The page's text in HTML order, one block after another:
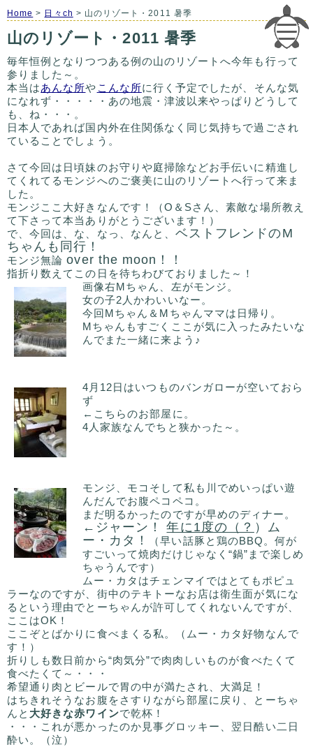
Home > 日々ch > 山のリゾート・2011 暑季
山のリゾート・2011 暑季
毎年恒例となりつつある例の山のリゾートへ今年も行って
参りました～。
本当はあんな所や こんな所に行く予定でしたが、そんな気
になれず・・・・・あの地震・津波以来やっぱりどうして
も、ね・・・。
日本人であれば国内外在住関係なく同じ気持ちで過ごされ
ていることでしょう。
さて今回は日頃妹のお守りや庭掃除などお手伝いに精進し
てくれてるモンジへのご褒美に山のリゾートへ行って来ま
した。
モンジここ大好きなんです！（O＆Sさん、素敵な場所教え
て下さって本当ありがとうございます！）
で、今回は、な、なっ、なんと、 ベストフレンドのM
ちゃんも同行！
モンジ無論over the moon！！
指折り数えてこの日を待ちわびておりました～！
画像右Mちゃん、左がモンジ。
女の子2人かわいいなー。
今回Mちゃん＆Mちゃんママは日帰り。
Mちゃんもすごくここが気に入ったみたいな
んでまた一緒に来よう♪
4月12日はいつものバンガローが空いておら
ず
←こちらのお部屋に。
4人家族なんでちと狭かった～。
モンジ、モコそして私も川でめいっぱい遊
んだんでお腹ペコペコ。
まだ明るかったのですが早めのディナー。
←ジャーン！年に1度の（？ ）ム
ー・カタ！
（早い話豚と鶏のBBQ。何が
すごいって焼肉だけじゃなく“鍋”まで楽しめ
ちゃうんです）
ムー・カタはチェンマイではとてもポピュ
ラーなのですが、街中のテキトーなお店は衛生面が気にな
るという理由でとーちゃんが許可してくれないんですが、
ここはOK！
ここぞとばかりに食べまくる私。（ムー・カタ好物なんで
す！）
折りしも数日前から“肉気分”で肉肉しいものが食べたくて
食べたくて～・・・
希望通り肉とビールで胃の中が満たされ、大満足！
はちきれそうなお腹をさすりながら部屋に戻り、とーちゃ
んと 大好きな赤ワインで乾杯！
・・・これが悪かったのか見事グロッキー、翌日酷い二日
酔い。（泣）